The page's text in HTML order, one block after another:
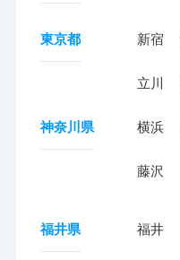
東京都 新宿
立川
神奈川県 横浜
藤沢
福井県 福井